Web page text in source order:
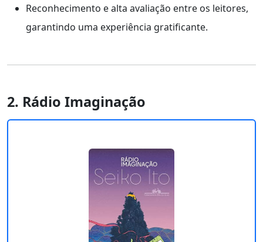
Reconhecimento e alta avaliação entre os leitores,
garantindo uma experiência gratificante.
2. Rádio Imaginação